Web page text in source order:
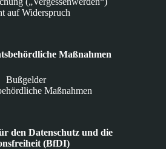
auf Widerspruch
Maßnahmen
Bußgelder
Maßnahmen
den Datenschutz und die
(BfDI)